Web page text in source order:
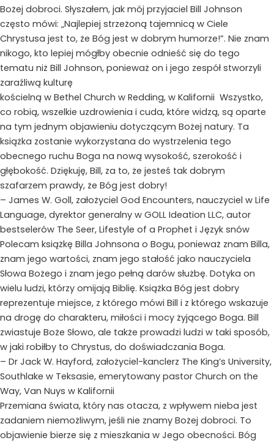
Bożej dobroci. Słyszałem, jak mój przyjaciel Bill Johnson
często mówi: „Najlepiej strzeżoną tajemnicą w Ciele
Chrystusa jest to, że Bóg jest w dobrym humorze!”. Nie znam
nikogo, kto lepiej mógłby obecnie odnieść się do tego
tematu niż Bill Johnson, ponieważ on i jego zespół stworzyli
zaraźliwą kulturę
kościelną w Bethel Church w Redding, w Kalifornii Wszystko,
co robią, wszelkie uzdrowienia i cuda, które widzą, są oparte
na tym jednym objawieniu dotyczącym Bożej natury. Ta
książka zostanie wykorzystana do wystrzelenia tego
obecnego ruchu Boga na nową wysokość, szerokość i
głębokość. Dziękuję, Bill, za to, że jesteś tak dobrym
szafarzem prawdy, że Bóg jest dobry!
– James W. Goll, założyciel God Encounters, nauczyciel w Life
Language, dyrektor generalny w GOLL Ideation LLC, autor
bestselerów The Seer, Lifestyle of a Prophet i Język snów
Polecam książkę Billa Johnsona o Bogu, ponieważ znam Billa,
znam jego wartości, znam jego stałość jako nauczyciela
Słowa Bożego i znam jego pełną darów służbę. Dotyka on
wielu ludzi, którzy omijają Biblię. Książka Bóg jest dobry
reprezentuje miejsce, z którego mówi Bill i z którego wskazuje
na drogę do charakteru, miłości i mocy żyjącego Boga. Bill
zwiastuje Boże Słowo, ale także prowadzi ludzi w taki sposób,
w jaki robiłby to Chrystus, do doświadczania Boga.
– Dr Jack W. Hayford, założyciel-kanclerz The King’s University,
Southlake w Teksasie, emerytowany pastor Church on the
Way, Van Nuys w Kalifornii
Przemiana świata, który nas otacza, z wpływem nieba jest
zadaniem niemożliwym, jeśli nie znamy Bożej dobroci. To
objawienie bierze się z mieszkania w Jego obecności. Bóg